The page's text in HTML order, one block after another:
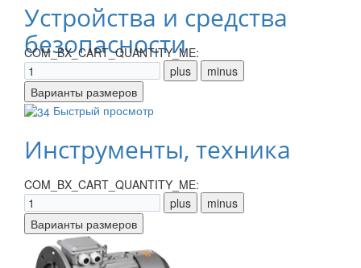
Устройства и средства
безопасности
COM_BX_CART_QUANTITY_ME:
Быстрый просмотр
Инструменты, техника
COM_BX_CART_QUANTITY_ME: